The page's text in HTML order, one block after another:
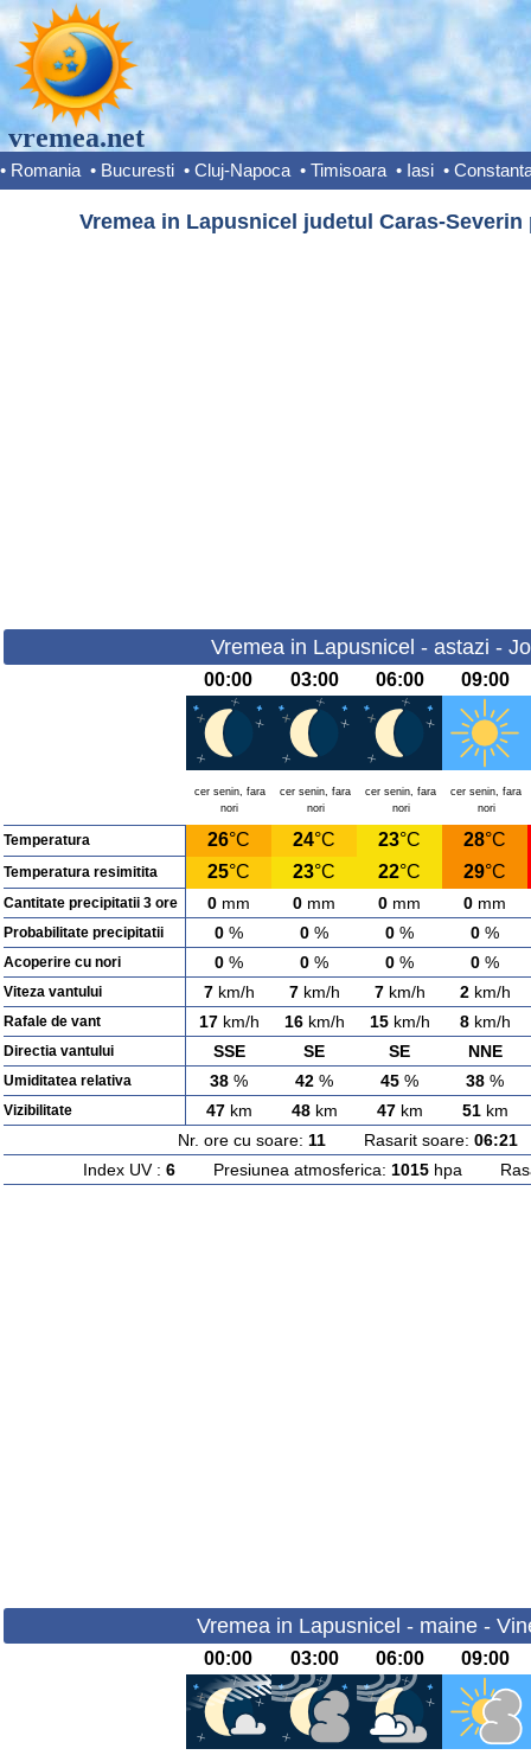
vremea.net
• Romania • Bucuresti • Cluj-Napoca • Timisoara • Iasi •
Vremea in Lapusnicel judetul Caras-
Vremea in Lapusnicel - astazi -
00:00 03:00 06:00 09:00
cer senin, fara
nori
cer senin, fara
nori
cer senin, fara
nori
cer senin, fara
nori
Temperatura 26°C 24°C 23°C 28°C
Temperatura resimitita 25°C 23°C 22°C 29°C
Cantitate precipitatii 3 ore 0 mm 0 mm 0 mm 0 mm
Probabilitate precipitatii 0 % 0 % 0 % 0 %
Acoperire cu nori 0 % 0 % 0 % 0 %
Viteza vantului 7km/h 7km/h 7km/h 2km/h
Rafale de vant 17km/h 16km/h 15km/h 8km/h
Directia vantului SSE SE SE NNE
Umiditatea relativa 38 % 42 % 45 % 38 %
Vizibilitate 47km 48km 47km 51km
Nr. ore cu soare: 11 Rasarit soare: 06:21
Index UV : 6 Presiunea atmosferica: 1015 hpa
Vremea in Lapusnicel - maine -
00:00 03:00 06:00 09:00